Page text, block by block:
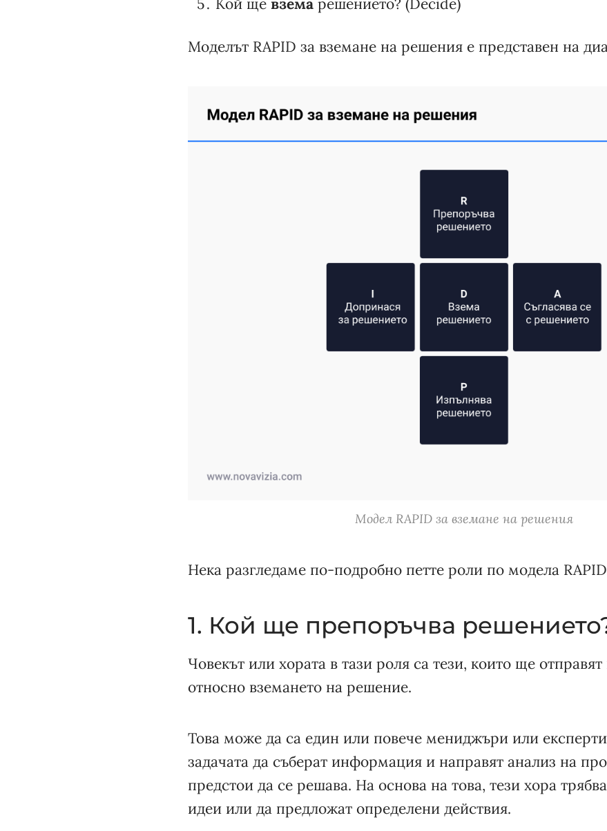
Кой ще взема решението? (Decide)
Моделът RAPID за вземане на решения е представен на
Модел RAPID за вземане на решения
Нека разгледаме по-подробно петте роли по модела
1. Кой ще препоръчва
Човекът или хората в тази роля са тези, които ще
относно вземането на решение.
Това може да са един или повече мениджъри или
задачата да съберат информация и направят анализ на
предстои да се решава. На основа на това, тези хора
идеи или да предложат определени действия.